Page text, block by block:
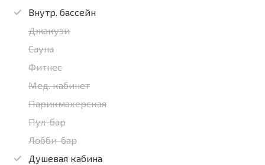
Внутр. бассейн
Джакузи
Сауна
Фитнес
Мед. кабинет
Парикмахерская
Пул-бар
Лобби-бар
Душевая кабина